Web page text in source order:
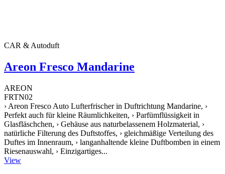
CAR & Autoduft
Areon Fresco Mandarine
AREON
FRTN02
› Areon Fresco Auto Lufterfrischer in Duftrichtung Mandarine, ›
Perfekt auch für kleine Räumlichkeiten, › Parfümflüssigkeit in
Glasfläschchen, › Gehäuse aus naturbelassenem Holzmaterial, ›
natürliche Filterung des Duftstoffes, › gleichmäßige Verteilung des
Duftes im Innenraum, › langanhaltende kleine Duftbomben in einem
Riesenauswahl, › Einzigartiges...
View